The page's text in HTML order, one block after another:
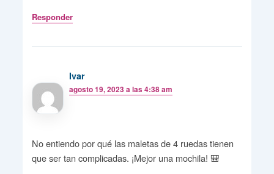
Responder
Ivar
agosto 19, 2023 a las 4:38 am
No entiendo por qué las maletas de 4 ruedas tienen
que ser tan complicadas. ¡Mejor una mochila! 🎒